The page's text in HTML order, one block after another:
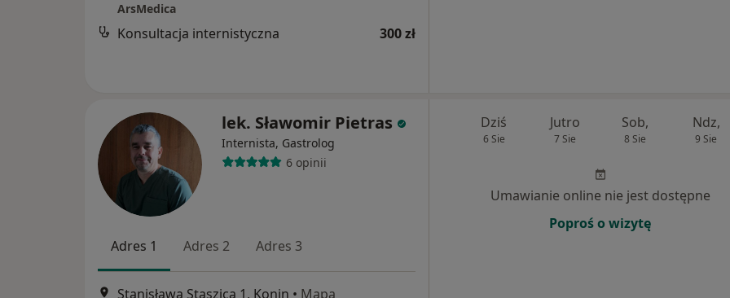
ArsMedica
Konsultacja internistyczna 300 zł
lek. Sławomir Pietras
Internista, Gastrolog
6 opinii
Adres 1 Adres 2 Adres 3
Stanisława Staszica 1, Konin • Mapa
Dziś
6 Sie
Jutro
7 Sie
Sob,
8 Sie
Ndz,
9 Sie
Umawianie online nie jest dostępne
Poproś o wizytę